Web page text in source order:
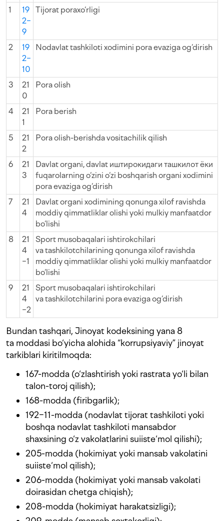
1
19
2−
9
Tijorat poraxo‘rligi
2
19
2−
10
Nodavlat tashkiloti xodimini pora evaziga og‘dirish
3
21
0
Pora olish
4
21
1
Pora berish
5
21
2
Pora olish-berishda vositachilik qilish
6
21
3
Davlat organi, davlat иштирокидаги ташкилот ёки
fuqarolarning o‘zini o‘zi boshqarish organi xodimini
pora evaziga og‘dirish
7
21
4
Davlat organi xodimining qonunga xilof ravishda
moddiy qimmatliklar olishi yoki mulkiy manfaatdor
bo‘lishi
8
21
4
−1
Sport musobaqalari ishtirokchilari
va tashkilotchilarining qonunga xilof ravishda
moddiy qimmatliklar olishi yoki mulkiy manfaatdor
bo‘lishi
9
21
4
−2
Sport musobaqalari ishtirokchilari
va tashkilotchilarini pora evaziga og‘dirish
Bundan tashqari, Jinoyat kodeksining yana 8
ta moddasi bo‘yicha alohida “korrupsiyaviy” jinoyat
tarkiblari kiritilmoqda:
167-modda (o‘zlashtirish yoki rastrata yo‘li bilan
talon-toroj qilish);
168-modda (firibgarlik);
192−11-modda (nodavlat tijorat tashkiloti yoki
boshqa nodavlat tashkiloti mansabdor
shaxsining o‘z vakolatlarini suiiste‘mol qilishi);
205-modda (hokimiyat yoki mansab vakolatini
suiiste‘mol qilish);
206-modda (hokimiyat yoki mansab vakolati
doirasidan chetga chiqish);
208-modda (hokimiyat harakatsizligi);